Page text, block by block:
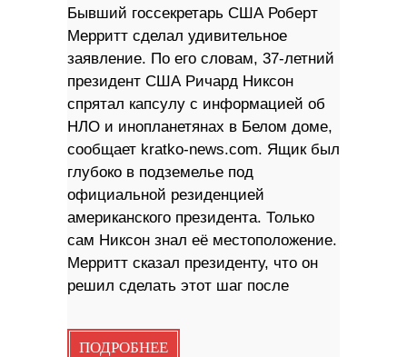
Бывший госсекретарь США Роберт
Мерритт сделал удивительное
заявление. По его словам, 37-летний
президент США Ричард Никсон
спрятал капсулу с информацией об
НЛО и инопланетянах в Белом доме,
сообщает kratko-news.com. Ящик был
глубоко в подземелье под
официальной резиденцией
американского президента. Только
сам Никсон знал её местоположение.
Мерритт сказал президенту, что он
решил сделать этот шаг после
ПОДРОБНЕЕ